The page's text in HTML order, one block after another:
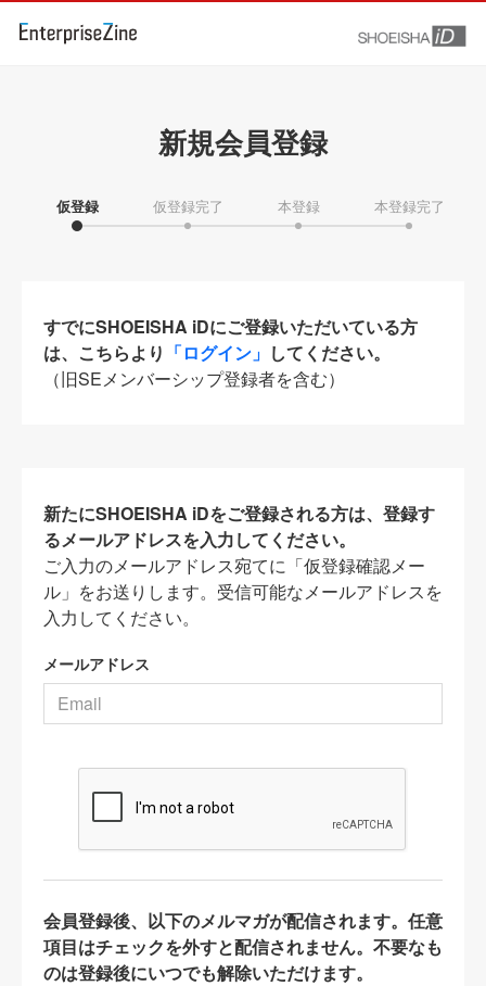
新規会員登録
仮登録 仮登録完了 本登録 本登録完了
すでにSHOEISHA iDにご登録いただいている方
は、こちらより 「ログイン」 してください。
（旧SEメンバーシップ登録者を含む）
新たにSHOEISHA iDをご登録される方は、登録す
るメールアドレスを入力してください。
ご入力のメールアドレス宛てに「仮登録確認メー
ル」をお送りします。受信可能なメールアドレスを
入力してください。
メールアドレス
会員登録後、以下のメルマガが配信されます。任意
項目はチェックを外すと配信されません。不要なも
のは登録後にいつでも解除いただけます。